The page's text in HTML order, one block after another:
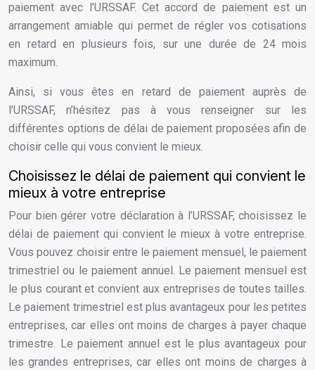
paiement avec l’URSSAF. Cet accord de paiement est un
arrangement amiable qui permet de régler vos cotisations
en retard en plusieurs fois, sur une durée de 24 mois
maximum.
Ainsi, si vous êtes en retard de paiement auprès de
l’URSSAF, n’hésitez pas à vous renseigner sur les
différentes options de délai de paiement proposées afin de
choisir celle qui vous convient le mieux.
Choisissez le délai de paiement qui convient le
mieux à votre entreprise
Pour bien gérer votre déclaration à l’URSSAF, choisissez le
délai de paiement qui convient le mieux à votre entreprise.
Vous pouvez choisir entre le paiement mensuel, le paiement
trimestriel ou le paiement annuel. Le paiement mensuel est
le plus courant et convient aux entreprises de toutes tailles.
Le paiement trimestriel est plus avantageux pour les petites
entreprises, car elles ont moins de charges à payer chaque
trimestre. Le paiement annuel est le plus avantageux pour
les grandes entreprises, car elles ont moins de charges à